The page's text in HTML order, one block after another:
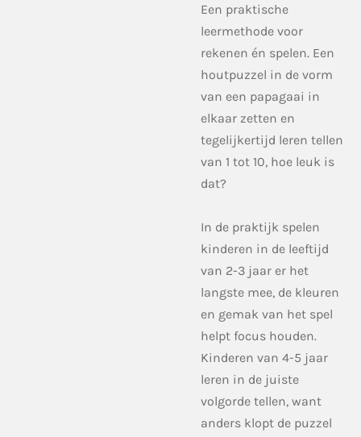
Een praktische
leermethode voor
rekenen én spelen. Een
houtpuzzel in de vorm
van een papagaai in
elkaar zetten en
tegelijkertijd leren tellen
van 1 tot 10, hoe leuk is
dat?
In de praktijk spelen
kinderen in de leeftijd
van 2-3 jaar er het
langste mee, de kleuren
en gemak van het spel
helpt focus houden.
Kinderen van 4-5 jaar
leren in de juiste
volgorde tellen, want
anders klopt de puzzel